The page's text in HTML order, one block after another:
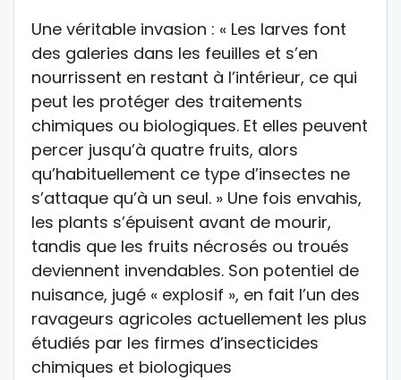
Une véritable invasion : « Les larves font
des galeries dans les feuilles et s’en
nourrissent en restant à l’intérieur, ce qui
peut les protéger des traitements
chimiques ou biologiques. Et elles peuvent
percer jusqu’à quatre fruits, alors
qu’habituellement ce type d’insectes ne
s’attaque qu’à un seul. » Une fois envahis,
les plants s’épuisent avant de mourir,
tandis que les fruits nécrosés ou troués
deviennent invendables. Son potentiel de
nuisance, jugé « explosif », en fait l’un des
ravageurs agricoles actuellement les plus
étudiés par les firmes d’insecticides
chimiques et biologiques